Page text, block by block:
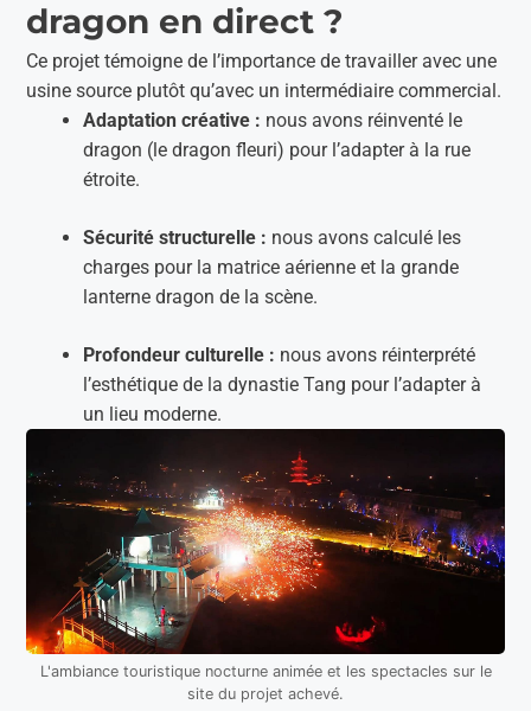
dragon en direct ?
Ce projet témoigne de l’importance de travailler avec une
usine source plutôt qu’avec un intermédiaire commercial.
Adaptation créative : nous avons réinventé le
dragon (le dragon fleuri) pour l’adapter à la rue
étroite.
Sécurité structurelle : nous avons calculé les
charges pour la matrice aérienne et la grande
lanterne dragon de la scène.
Profondeur culturelle : nous avons réinterprété
l’esthétique de la dynastie Tang pour l’adapter à
un lieu moderne.
L'ambiance touristique nocturne animée et les spectacles sur le
site du projet achevé.